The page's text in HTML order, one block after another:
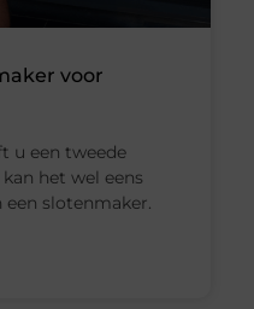
voor
u een tweede
het wel eens
slotenmaker.